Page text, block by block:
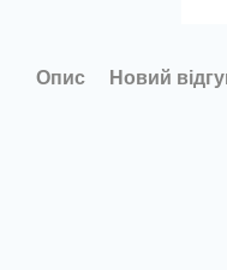
Опис Новий